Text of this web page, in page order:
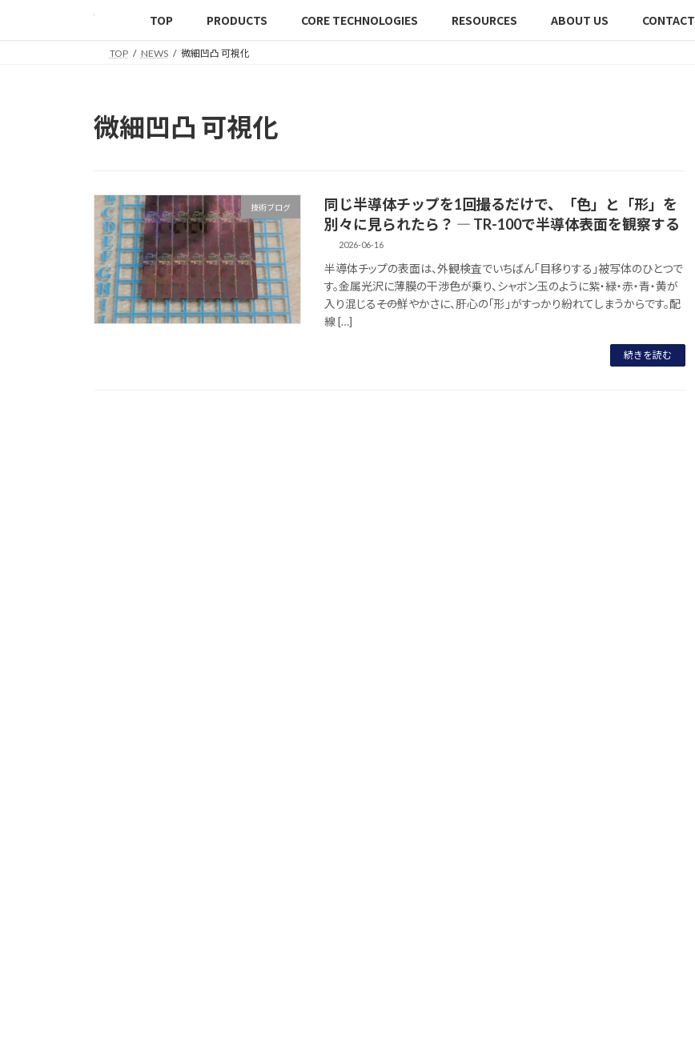
TOP PRODUCTS CORE TECHNOLOGIES RESOURCES ABOUT US CONTACT
TOP NEWS 微細凹凸 可視化
微細凹凸 可視化
技術ブログ
同じ半導体チップを1回撮るだけで、「色」と「形」を
別々に見られたら？ ― TR-100で半導体表面を観察する
2026-06-16
半導体チップの表面は、外観検査でいちばん「目移りする」被写体のひとつで
す。金属光沢に薄膜の干渉色が乗り、シャボン玉のように紫・緑・赤・青・黄が
入り混じる――その鮮やかさに、肝心の「形」がすっかり紛れてしまうからです。配
線 […]
続きを読む